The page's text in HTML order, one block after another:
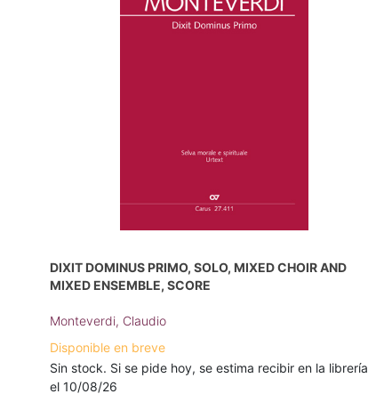
DIXIT DOMINUS PRIMO, SOLO, MIXED CHOIR AND
MIXED ENSEMBLE, SCORE
Monteverdi, Claudio
Disponible en breve
Sin stock. Si se pide hoy, se estima recibir en la librería
el 10/08/26